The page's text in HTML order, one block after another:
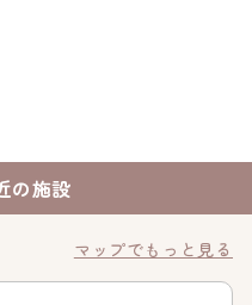
の施設
マップでもっと見る